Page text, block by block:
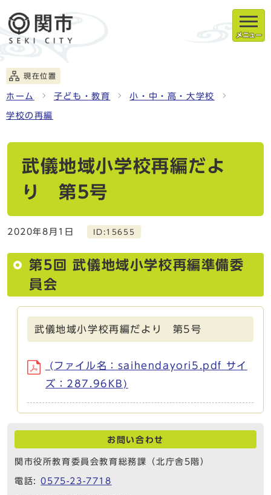
メニュー
現在位置
ホーム 子ども・教育 小・中・高・大学校
学校の再編
武儀地域小学校再編だよ
り 第5号
2020年8月1日 ID:15655
第5回 武儀地域小学校再編準備委
員会
武儀地域小学校再編だより 第5号
(ファイル名：saihendayori5.pdf サイ
ズ：287.96KB)
お問い合わせ
関市役所教育委員会教育総務課（北庁舎5階）
電話:0575-23-7718